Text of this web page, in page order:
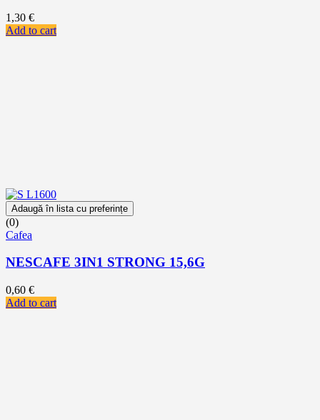
1,30 €
Add to cart
Adaugă în lista cu preferințe
(0)
Cafea
NESCAFE 3IN1 STRONG 15,6G
0,60 €
Add to cart